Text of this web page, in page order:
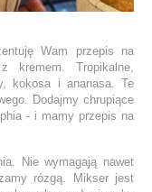
Wam przepis na
kremem. Tropikalne,
kokosa i ananasa. Te
Dodajmy chrupiące
- i mamy przepis na
Nie wymagają nawet
rózgą. Mikser jest